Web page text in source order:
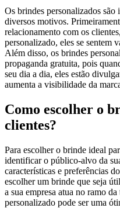
Os brindes personalizados são
diversos motivos.
relacionamento com os
personalizado, eles se sentem
Além disso, os brindes
propaganda gratuita, pois
seu dia a dia, eles estão
aumenta a visibilidade da
Como escolher o
clientes?
Para escolher o brinde ideal
identificar o público-alvo da
características e preferências
escolher um brinde que seja
a sua empresa atua no ramo
personalizado pode ser uma